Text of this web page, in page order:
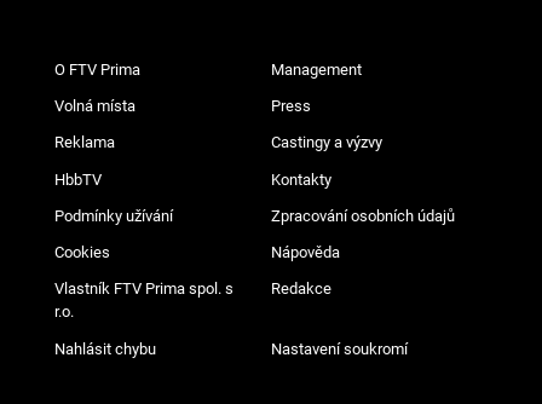
O FTV Prima Management
Volná místa Press
Reklama Castingy a výzvy
HbbTV Kontakty
Podmínky užívání Zpracování osobních údajů
Cookies Nápověda
Vlastník FTV Prima spol. s
r.o.
Redakce
Nahlásit chybu Nastavení soukromí